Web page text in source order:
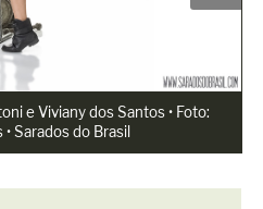
e Viviany dos Santos • Foto:
Sarados do Brasil